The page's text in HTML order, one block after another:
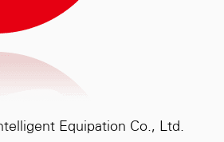
Equipation Co., Ltd.